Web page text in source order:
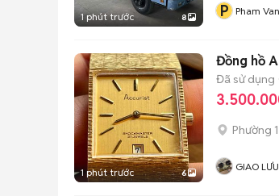
1 phút trước 8 P Pham
1 phút trước 6
Đồng hồ
Đã sử dụng
Phường
GIAO